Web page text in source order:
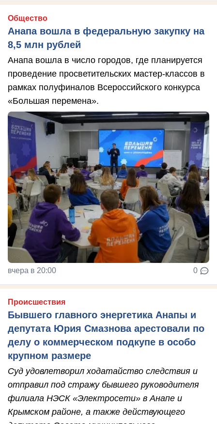
Общество
Анапа вошла в федеральную закупку на
8,5 млн рублей
Анапа вошла в число городов, где планируется
проведение просветительских мастер-классов в
рамках полуфиналов Всероссийского конкурса
«Большая перемена».
вчера в 20:00 0
Происшествия
Бывшего главного энергетика Анапы и
депутата Юрия Смазнова арестовали по
делу о коммерческом подкупе в особо
крупном размере
Суд удовлетворил ходатайство следствия и
отправил под стражу бывшего руководителя
филиала НЭСК «Электросети» в Анапе и
Крымском районе, а также действующего